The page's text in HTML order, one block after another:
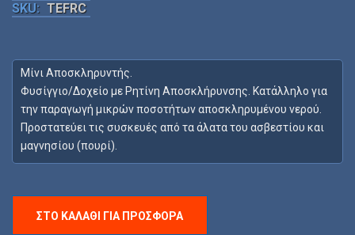
SKU: TEFRC
Μίνι Αποσκληρυντής.
Φυσίγγιο/Δοχείο με Ρητίνη Αποσκλήρυνσης. Κατάλληλο για
την παραγωγή μικρών ποσοτήτων αποσκληρυμένου νερού.
Προστατεύει τις συσκευές από τα άλατα του ασβεστίου και
μαγνησίου (πουρί).
ΣΤΟ ΚΑΛΆΘΙ ΓΙΑ ΠΡΟΣΦΟΡΆ